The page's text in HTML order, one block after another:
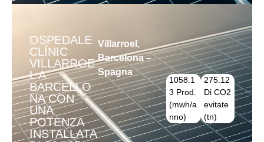
OSPEDALE
CLÍNIC
VILLARROE
L A
BARCELLO
NA CON
UNA
POTENZA
INSTALLATA
Villarroel,
Barcelona –
Spagna
1058.1
3 Prod.
(mwh/a
nno)
275.12
Di CO2
evitate
(tn)